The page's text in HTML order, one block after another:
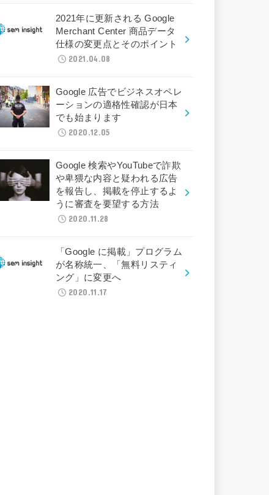
2021年に更新される Google
Merchant Center 商品データ
仕様の変更点とそのポイント
2021.04.08
Google 広告でビジネスオペレ
ーションの適格性確認が日本
でも始まります
2020.12.05
Google 検索やYouTubeで詐欺
や卑猥な内容と疑われる広告
を報告し、掲載を停止するよ
うに審査を要望する方法
2020.11.28
「Google に掲載」プログラム
が名称統一、「無料リスティ
ング」に変更へ
2020.11.17